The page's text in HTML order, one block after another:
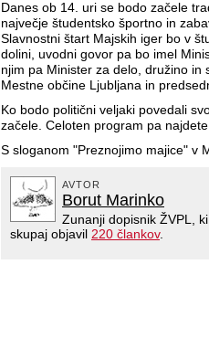
Danes ob 14. uri se bodo začele
največje študentsko športno in
Slavnostni štart Majskih iger bo v
dolini, uvodni govor pa bo imel
njim pa Minister za delo, družino in
Mestne občine Ljubljana in
Ko bodo politični veljaki povedali
začele. Celoten program pa
S sloganom "Preznojimo majice" v
AVTOR
Borut Marinko
Zunanji dopisnik ŽVPL,
skupaj objavil 220 člankov.